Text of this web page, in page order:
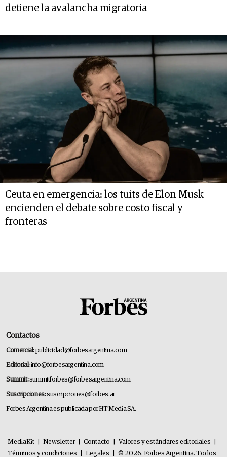
detiene la avalancha migratoria
Ceuta en emergencia: los tuits de Elon Musk
encienden el debate sobre costo fiscal y
fronteras
Contactos
Comercial:publicidad@forbesargentina.com
Editorial:info@forbesargentina.com
Summit:summitforbes@forbesargentina.com
Suscripciones:suscripciones@forbes.ar
Forbes Argentina es publicada por HT Media SA.
MediaKit Newsletter Contacto Valores y estándares editoriales
Términos y condiciones
Legales © 2026. Forbes Argentina. Todos